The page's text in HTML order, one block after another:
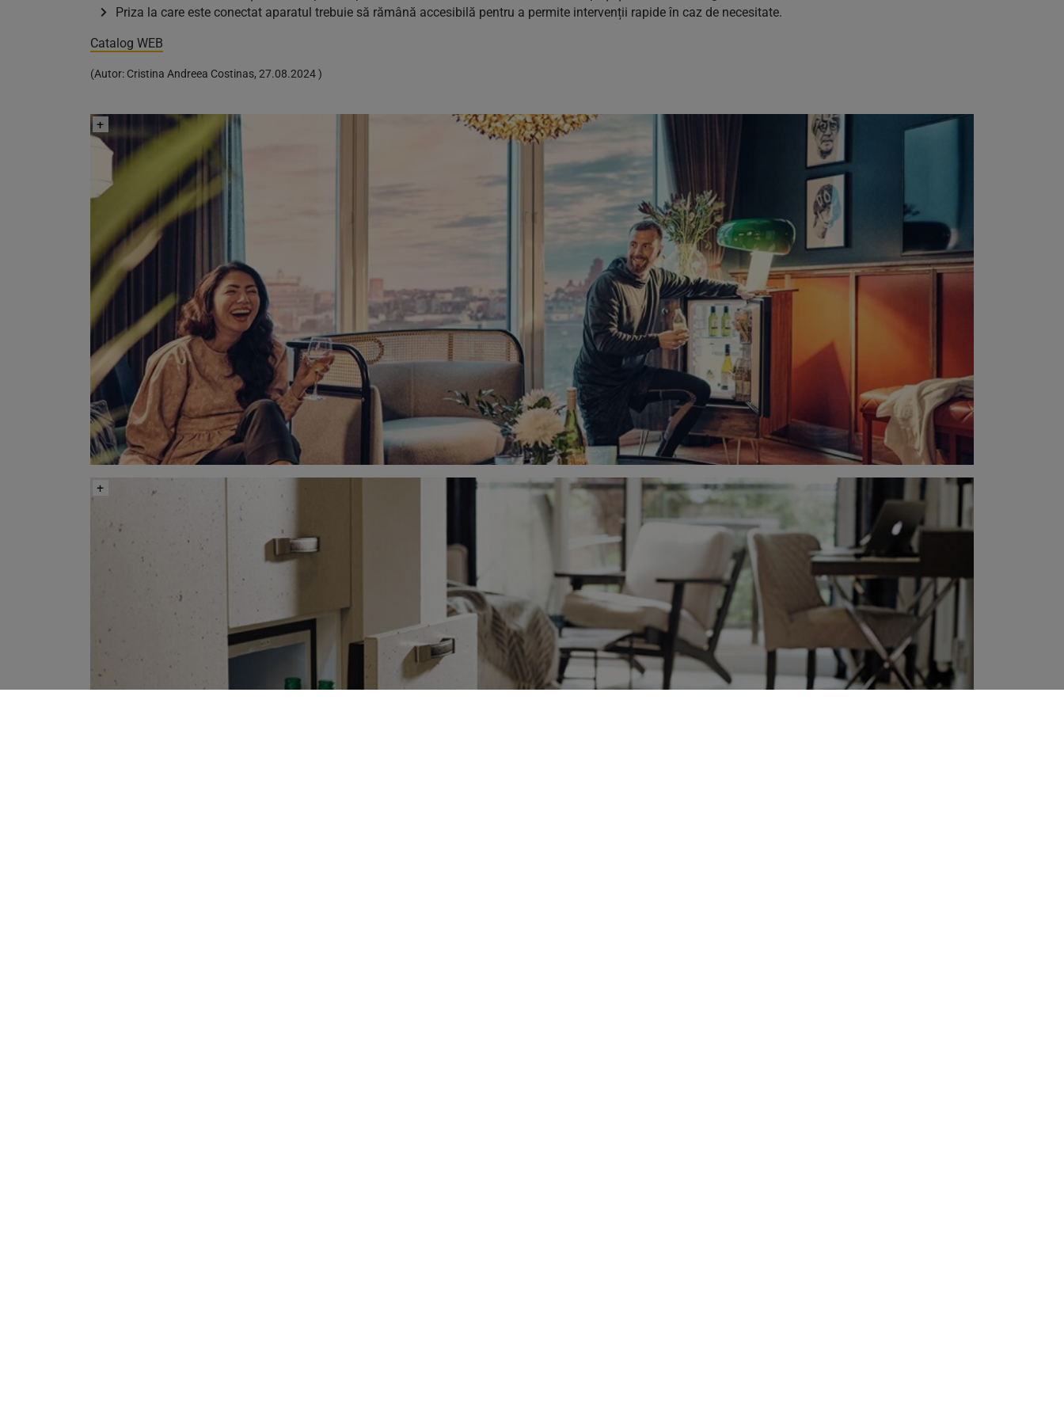
Priza la care este conectat aparatul trebuie să rămână accesibilă pentru a permite intervenții rapide în caz de necesitate.
Catalog WEB
(Autor: Cristina Andreea Costinas, 27.08.2024)